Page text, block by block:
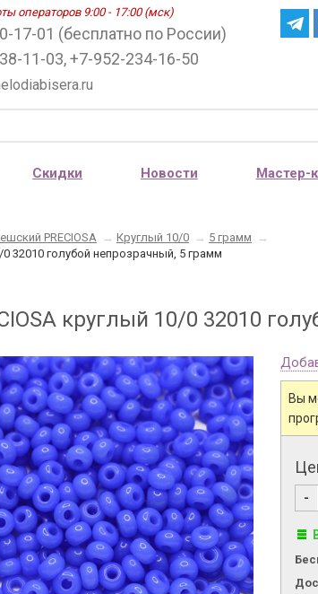
операторов 9:00 - 17:00 (мск)
17-01 (бесплатно по России)
11-03, +7-952-234-16-50
Скидки Новости Мастер-
PRECIOSA → Круглый 10/0 → 5 грамм
→
32010 голубой непрозрачный, 5 грамм
круглый 10/0 32010
Вы
-